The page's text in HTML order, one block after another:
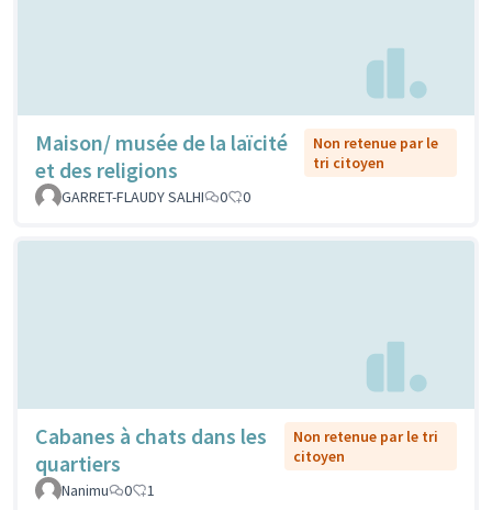
Maison/ musée de la laïcité
et des religions
Non retenue par le
tri citoyen
GARRET-FLAUDY SALHI
0 0
Cabanes à chats dans les
quartiers
Non retenue par le tri
citoyen
Nanimu
0 1